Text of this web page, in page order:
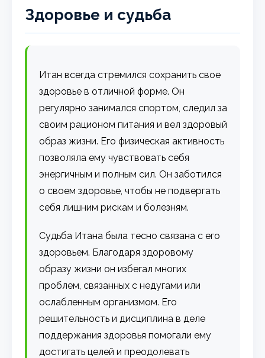
Здоровье и судьба
Итан всегда стремился сохранить свое
здоровье в отличной форме. Он
регулярно занимался спортом, следил за
своим рационом питания и вел здоровый
образ жизни. Его физическая активность
позволяла ему чувствовать себя
энергичным и полным сил. Он заботился
о своем здоровье, чтобы не подвергать
себя лишним рискам и болезням.
Судьба Итана была тесно связана с его
здоровьем. Благодаря здоровому
образу жизни он избегал многих
проблем, связанных с недугами или
ослабленным организмом. Его
решительность и дисциплина в деле
поддержания здоровья помогали ему
достигать целей и преодолевать